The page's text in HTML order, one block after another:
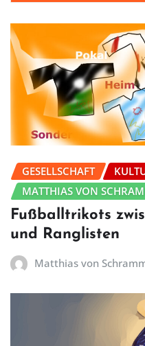
GESELLSCHAFT
MATTHIAS VON
Fußballtrikots
und Ranglisten
Matthias von